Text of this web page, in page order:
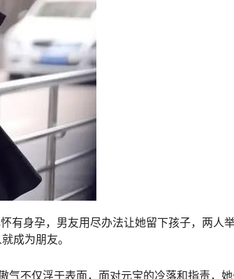
有身孕，男友用尽办法让她留下孩子，两人
成为朋友。
气不仅浮于表面，面对元宝的冷落和指责，